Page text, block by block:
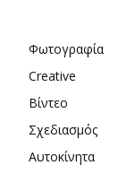
Φωτογραφία
Creative
Βίντεο
Σχεδιασμός
Αυτοκίνητα